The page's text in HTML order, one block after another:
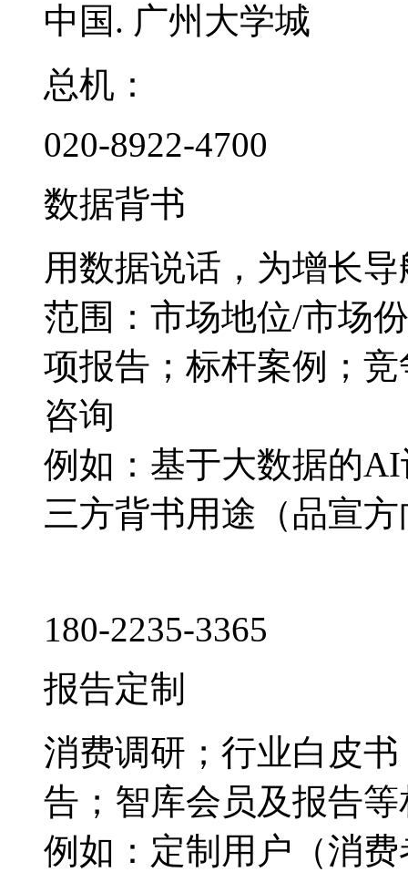
中国. 广州大学城
总机：
020-8922-4700
数据背书
用数据说话，为增长导
范围：市场地位/市场
项报告；标杆案例；
咨询
例如：基于大数据的
三方背书用途（品宣
180-2235-3365
报告定制
消费调研；行业白皮
告；智库会员及报告
例如：定制用户（消